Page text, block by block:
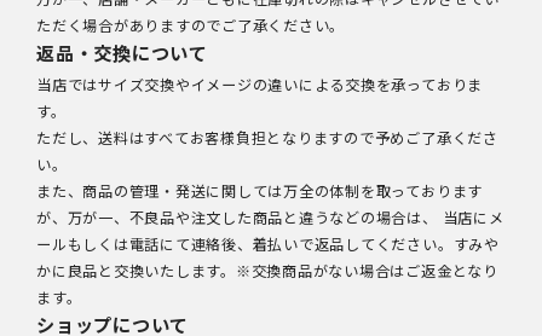
ただく場合がありますのでご了承ください。
返品・交換について
当店ではサイズ交換やイメージの違いによる交換を承っておりま
す。
ただし、送料はすべてお客様負担となりますので予めご了承くださ
い。
また、商品の管理・発送に関しては万全の体制を取っております
が、万が一、不良品や注文した商品と違うなどの場合は、 当店にメ
ールもしくは電話にて連絡後、着払いで返品してください。すみや
かに良品と交換いたします。※交換商品がない場合はご返金となり
ます。
ショップについて